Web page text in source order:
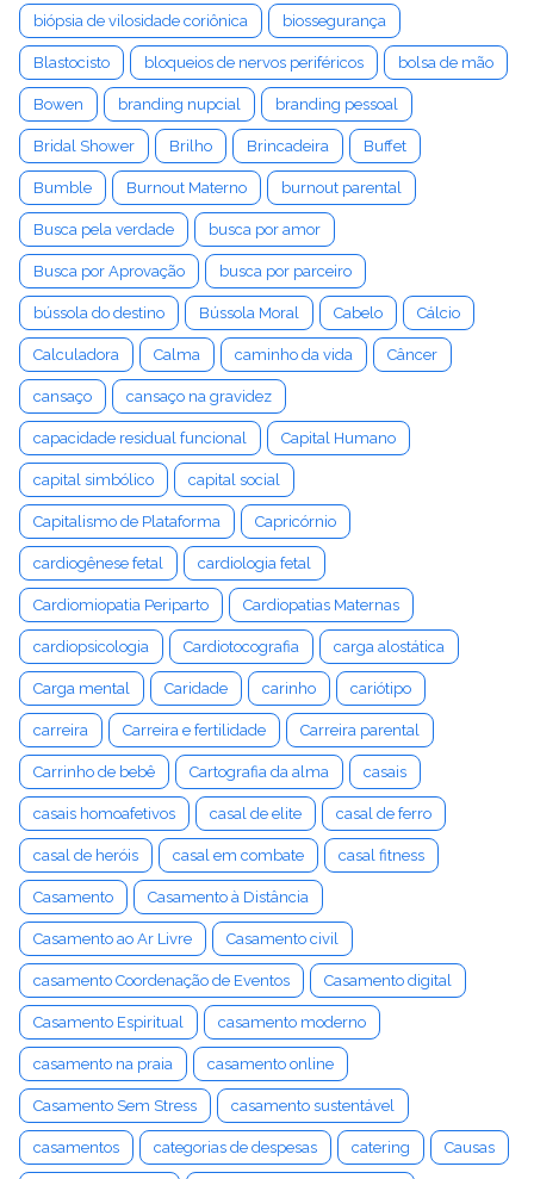
biópsia de vilosidade coriônica biossegurança
Blastocisto bloqueios de nervos periféricos bolsa de mão
Bowen branding nupcial branding pessoal
Bridal Shower Brilho Brincadeira Buffet
Bumble Burnout Materno burnout parental
Busca pela verdade busca por amor
Busca por Aprovação busca por parceiro
bússola do destino Bússola Moral Cabelo Cálcio
Calculadora Calma caminho da vida Câncer
cansaço cansaço na gravidez
capacidade residual funcional Capital Humano
capital simbólico capital social
Capitalismo de Plataforma Capricórnio
cardiogênese fetal cardiologia fetal
Cardiomiopatia Periparto Cardiopatias Maternas
cardiopsicologia Cardiotocografia carga alostática
Carga mental Caridade carinho cariótipo
carreira Carreira e fertilidade Carreira parental
Carrinho de bebê Cartografia da alma casais
casais homoafetivos casal de elite casal de ferro
casal de heróis casal em combate casal fitness
Casamento Casamento à Distância
Casamento ao Ar Livre Casamento civil
casamento Coordenação de Eventos Casamento digital
Casamento Espiritual casamento moderno
casamento na praia casamento online
Casamento Sem Stress casamento sustentável
casamentos categorias de despesas catering Causas